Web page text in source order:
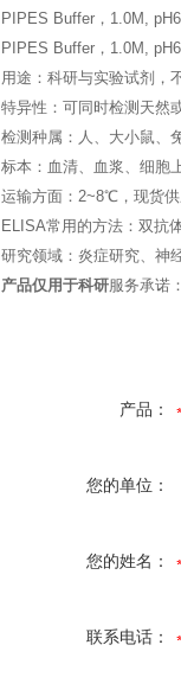
PIPES Buffer，1.0M,
PIPES Buffer，1.0M,
用途：科研与实验试剂，
特异性：可同时检测天然
检测种属：人、大小鼠、
标本：血清、血浆、细胞
运输方面：2~8℃，现货
ELISA常用的方法：双抗
研究领域：炎症研究、神
产品仅用于科研服务承诺
产品：
您的单位：
您的姓名：
联系电话：